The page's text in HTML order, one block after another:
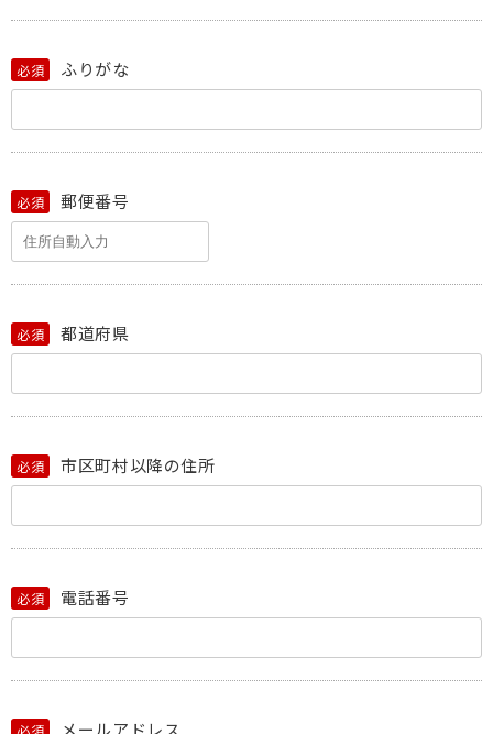
必須 ふりがな
必須 郵便番号
必須 都道府県
必須 市区町村以降の住所
必須 電話番号
必須 メールアドレス